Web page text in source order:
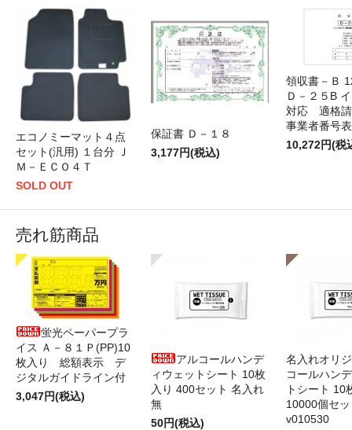
エコノミーマット４点
セット(汎用) １台分 Ｊ
Ｍ－ＥＣＯ４Ｔ
SOLD OUT
保証書 Ｄ－１８
3,177円(税込)
領収書－Ｂ
Ｄ－２５B
対応 適格請
事業者番号
10,272円(税
売れ筋商品
蛍光ペーパープラ
イス Ａ－８１Ｐ(PP)10
枚入り 総額表示 デ
ジタルガイドライン付
3,047円(税込)
アルコールハンデ
ィウェットシート 10枚
入り 400セット 名入れ
無
50円(税込)
名入れオリ
コールハン
トシート 10
10000個セ
v010530